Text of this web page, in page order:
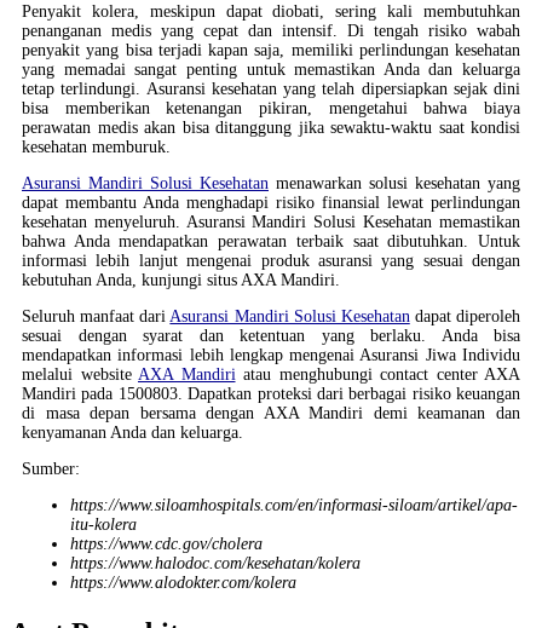
Penyakit kolera, meskipun dapat diobati, sering kali membutuhkan
penanganan medis yang cepat dan intensif. Di tengah risiko wabah
penyakit yang bisa terjadi kapan saja, memiliki perlindungan kesehatan
yang memadai sangat penting untuk memastikan Anda dan keluarga
tetap terlindungi. Asuransi kesehatan yang telah dipersiapkan sejak dini
bisa memberikan ketenangan pikiran, mengetahui bahwa biaya
perawatan medis akan bisa ditanggung jika sewaktu-waktu saat kondisi
kesehatan memburuk.
Asuransi Mandiri Solusi Kesehatan menawarkan solusi kesehatan yang
dapat membantu Anda menghadapi risiko finansial lewat perlindungan
kesehatan menyeluruh. Asuransi Mandiri Solusi Kesehatan memastikan
bahwa Anda mendapatkan perawatan terbaik saat dibutuhkan. Untuk
informasi lebih lanjut mengenai produk asuransi yang sesuai dengan
kebutuhan Anda, kunjungi situs AXA Mandiri.
Seluruh manfaat dari Asuransi Mandiri Solusi Kesehatan dapat diperoleh
sesuai dengan syarat dan ketentuan yang berlaku. Anda bisa
mendapatkan informasi lebih lengkap mengenai Asuransi Jiwa Individu
melalui website AXA Mandiri atau menghubungi contact center AXA
Mandiri pada 1500803. Dapatkan proteksi dari berbagai risiko keuangan
di masa depan bersama dengan AXA Mandiri demi keamanan dan
kenyamanan Anda dan keluarga.
Sumber:
https://www.siloamhospitals.com/en/informasi-siloam/artikel/apa-
itu-kolera
https://www.cdc.gov/cholera
https://www.halodoc.com/kesehatan/kolera
https://www.alodokter.com/kolera